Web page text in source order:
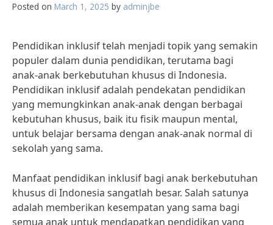
Posted on March 1, 2025 by adminjbe
Pendidikan inklusif telah menjadi topik yang semakin
populer dalam dunia pendidikan, terutama bagi
anak-anak berkebutuhan khusus di Indonesia.
Pendidikan inklusif adalah pendekatan pendidikan
yang memungkinkan anak-anak dengan berbagai
kebutuhan khusus, baik itu fisik maupun mental,
untuk belajar bersama dengan anak-anak normal di
sekolah yang sama.
Manfaat pendidikan inklusif bagi anak berkebutuhan
khusus di Indonesia sangatlah besar. Salah satunya
adalah memberikan kesempatan yang sama bagi
semua anak untuk mendapatkan pendidikan yang